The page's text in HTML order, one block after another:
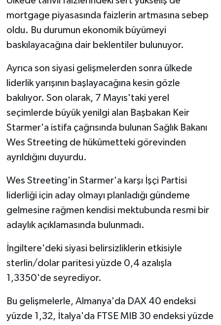
mortgage piyasasında faizlerin artmasına sebep
oldu. Bu durumun ekonomik büyümeyi
baskılayacağına dair beklentiler bulunuyor.
Ayrıca son siyasi gelişmelerden sonra ülkede
liderlik yarışının başlayacağına kesin gözle
bakılıyor. Son olarak, 7 Mayıs'taki yerel
seçimlerde büyük yenilgi alan Başbakan Keir
Starmer'a istifa çağrısında bulunan Sağlık Bakanı
Wes Streeting de hükümetteki görevinden
ayrıldığını duyurdu.
Wes Streeting'in Starmer'a karşı İşçi Partisi
liderliği için aday olmayı planladığı gündeme
gelmesine rağmen kendisi mektubunda resmi bir
adaylık açıklamasında bulunmadı.
İngiltere'deki siyasi belirsizliklerin etkisiyle
sterlin/dolar paritesi yüzde 0,4 azalışla
1,3350'de seyrediyor.
Bu gelişmelerle, Almanya'da DAX 40 endeksi
yüzde 1,32, İtalya'da FTSE MIB 30 endeksi yüzde